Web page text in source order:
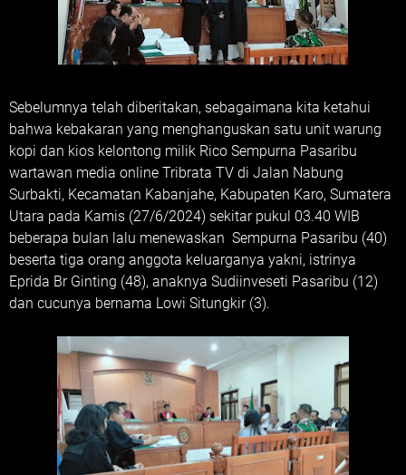
Sebelumnya telah diberitakan, sebagaimana kita ketahui
bahwa kebakaran yang menghanguskan satu unit warung
kopi dan kios kelontong milik Rico Sempurna Pasaribu
wartawan media online Tribrata TV di Jalan Nabung
Surbakti, Kecamatan Kabanjahe, Kabupaten Karo, Sumatera
Utara pada Kamis (27/6/2024) sekitar pukul 03.40 WIB
beberapa bulan lalu menewaskan Sempurna Pasaribu (40)
beserta tiga orang anggota keluarganya yakni, istrinya
Eprida Br Ginting (48), anaknya Sudiinveseti Pasaribu (12)
dan cucunya bernama Lowi Situngkir (3).